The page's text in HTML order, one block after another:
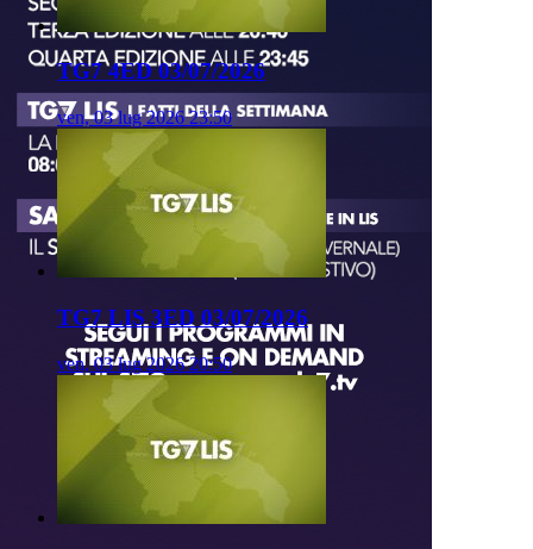
TG7 4ED 03/07/2026
ven, 03 lug 2026 23:50
TG7 LIS 3ED 03/07/2026
ven, 03 lug 2026 20:50